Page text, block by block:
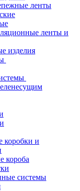
ленты
ленты и
изделия
коробки и
короба
системы